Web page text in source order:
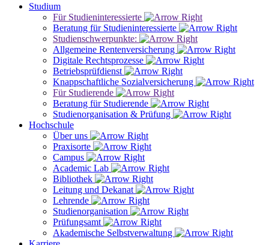
Studium
Für Studieninteressierte
Beratung für Studieninteressierte
Studienschwerpunkte:
Allgemeine Rentenversicherung
Digitale Rechtsprozesse
Betriebsprüfdienst
Knappschaftliche Sozialversicherung
Für Studierende
Beratung für Studierende
Studienorganisation & Prüfung
Hochschule
Über uns
Praxisorte
Campus
Academic Lab
Bibliothek
Leitung und Dekanat
Lehrende
Studienorganisation
Prüfungsamt
Akademische Selbstverwaltung